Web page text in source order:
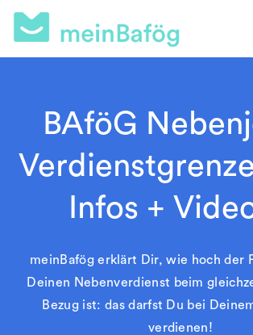
BAföG
Infos +
meinBafög erklärt Dir, wie hoch der
Deinen Nebenverdienst beim
Bezug ist: das darfst Du bei
verdienen!